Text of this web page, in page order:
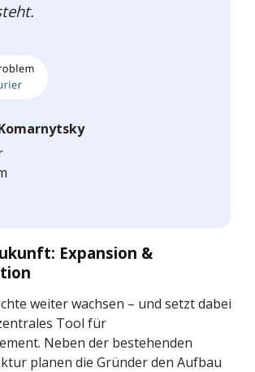
Expansion &
weiter wachsen – und setzt dabei
Tool für
Neben der bestehenden
planen die Gründer den Aufbau